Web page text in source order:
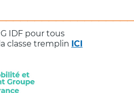
IDF pour tous
classe tremplin ICI